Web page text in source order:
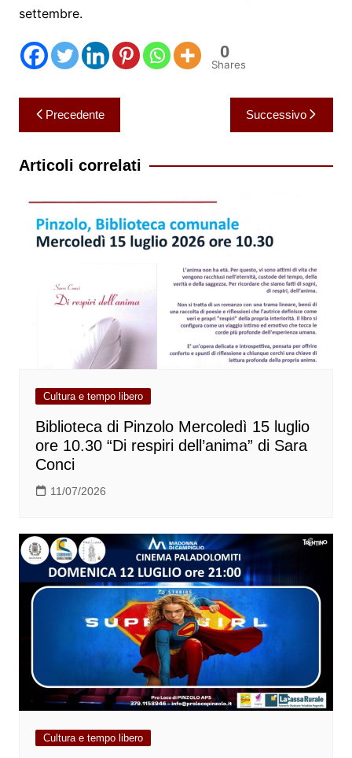
settembre.
0
Shares
Navigazione
articoli
Precedente Successivo
Articoli correlati
Cultura e tempo libero
Biblioteca di Pinzolo Mercoledì 15 luglio
ore 10.30 “Di respiri dell’anima” di Sara
Conci
11/07/2026
Cultura e tempo libero